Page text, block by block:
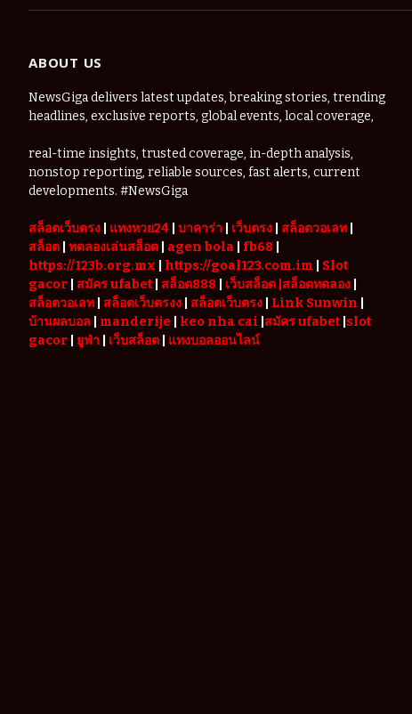
ABOUT US
NewsGiga delivers latest updates, breaking stories, trending
headlines, exclusive reports, global events, local coverage,
real-time insights, trusted coverage, in-depth analysis,
nonstop reporting, reliable sources, fast alerts, current
developments. #NewsGiga
สล็อตเว็บตรง แทงหวย24 บาคาร่า เว็บตรง สล็อตวอเลท
สล็อต ทดลองเล่นสล็อต agen bola fb68
https://123b.org.mx
https://goal123.com.im
Slot
gacor
สมัคร ufabet สล็อต888 เว็บสล็อต |สล็อตทดลอง
สล็อตวอเลท
สล็อตเว็บตรงง สล็อตเว็บตรง Link Sunwin
บ้านผลบอล
manderije keo nha cai สมัคร ufabet slot
gacor
ยูฟ่า เว็บสล็อต แทงบอลออนไลน์